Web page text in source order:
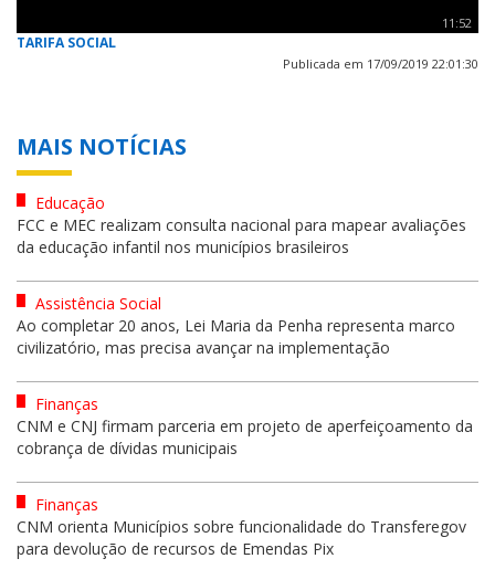
11:52
TARIFA SOCIAL
Publicada em 17/09/2019 22:01:30
MAIS NOTÍCIAS
Educação
FCC e MEC realizam consulta nacional para mapear avaliações
da educação infantil nos municípios brasileiros
Assistência Social
Ao completar 20 anos, Lei Maria da Penha representa marco
civilizatório, mas precisa avançar na implementação
Finanças
CNM e CNJ firmam parceria em projeto de aperfeiçoamento da
cobrança de dívidas municipais
Finanças
CNM orienta Municípios sobre funcionalidade do Transferegov
para devolução de recursos de Emendas Pix